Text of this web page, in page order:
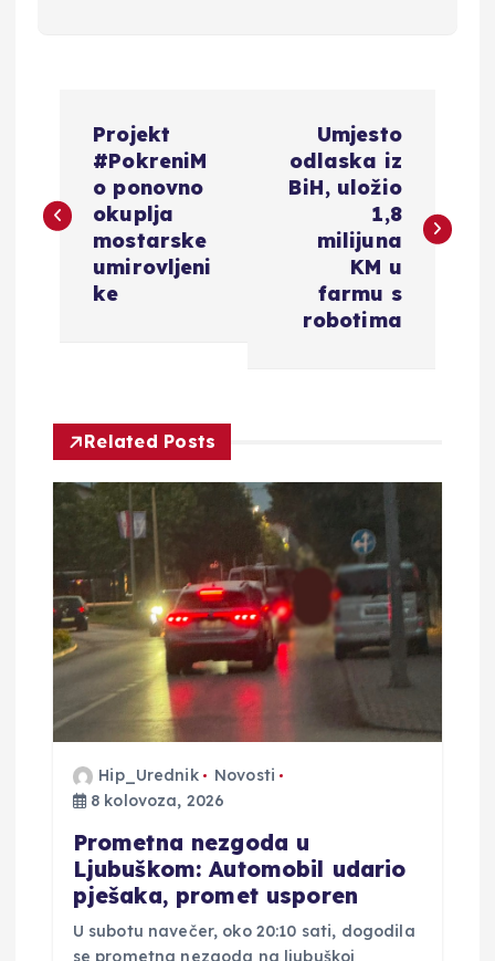
v
c
a
o
b
Projekt
#PokreniM
o ponovno
okuplja
mostarske
umirovljeni
ke
Umjesto
odlaska iz
BiH, uložio
1,8
milijuna
KM u
farmu s
robotima
Related Posts
Hip_Urednik
Novosti
8 kolovoza, 2026
Prometna nezgoda u
Ljubuškom: Automobil udario
pješaka, promet usporen
U subotu navečer, oko 20:10 sati, dogodila
se prometna nezgoda na ljubuškoj